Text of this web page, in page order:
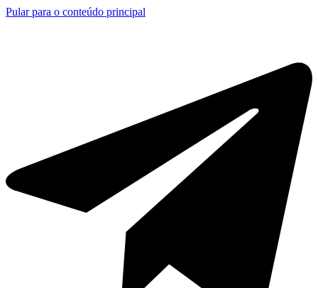
Pular para o conteúdo principal